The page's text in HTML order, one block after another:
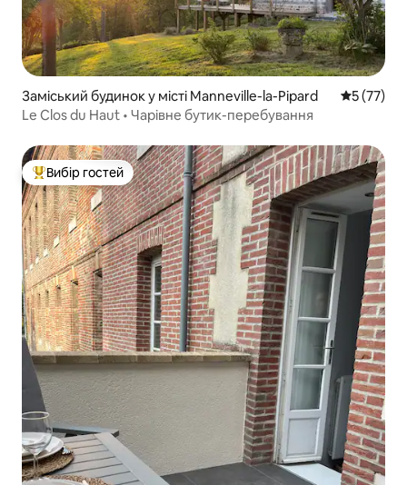
Заміський будинок у місті Manneville-la-Pipard Середня
5 (77)
Le Clos du Haut • Чарівне бутик-перебування
Топ вибір гостей
Вибір гостей